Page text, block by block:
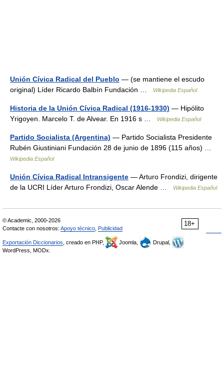
Unión Cívica Radical del Pueblo — (se mantiene el escudo
original) Líder Ricardo Balbín Fundación …
Wikipedia Español
Historia de la Unión Cívica Radical (1916-1930) — Hipólito
Yrigoyen. Marcelo T. de Alvear. En 1916 s …
Wikipedia Español
Partido Socialista (Argentina) — Partido Socialista Presidente
Rubén Giustiniani Fundación 28 de junio de 1896 (115 años) …
Wikipedia Español
Unión Cívica Radical Intransigente — Arturo Frondizi, dirigente
de la UCRI Líder Arturo Frondizi, Oscar Alende …
Wikipedia Español
18+
© Academic, 2000-2026
Contacte con nosotros: Apoyo técnico Publicidad
Exportación Diccionarios , creado en PHP, Joomla,
Drupal,
WordPress, MODx.